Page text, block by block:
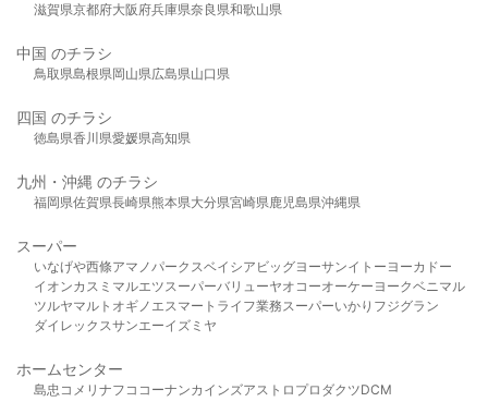
滋賀県京都府大阪府兵庫県奈良県和歌山県
中国 のチラシ
鳥取県島根県岡山県広島県山口県
四国 のチラシ
徳島県香川県愛媛県高知県
九州・沖縄 のチラシ
福岡県佐賀県長崎県熊本県大分県宮崎県鹿児島県沖縄県
スーパー
いなげや西條アマノパークスベイシア ビッグヨーサンイトーヨーカドー
イオンカスミ マルエツスーパーバリューヤオコーオーケー ヨークベニマル
ツルヤマルト オギノ エスマート ライフ業務スーパーいかり フジグラン
ダイレックスサンエーイズミヤ
ホームセンター
島忠 コメリ ナフコ コーナンカインズアストロプロダクツDCM